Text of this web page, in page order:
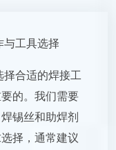
工具选择
合适的焊接工
的。我们需要
锡丝和助焊剂
择，通常建议